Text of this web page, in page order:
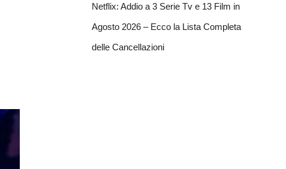
Netflix: Addio a 3 Serie Tv e 13 Film in
Agosto 2026 – Ecco la Lista Completa
delle Cancellazioni